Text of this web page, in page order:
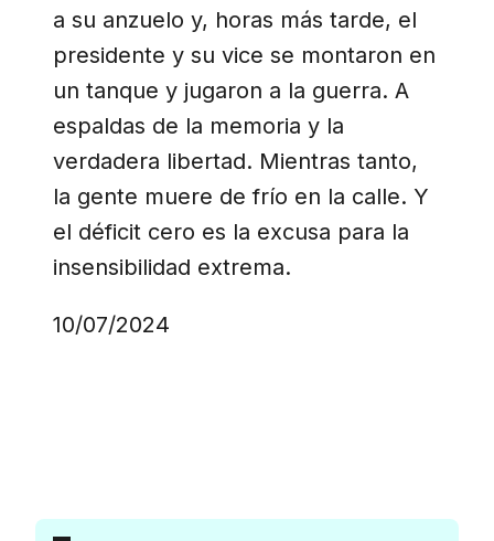
a su anzuelo y, horas más tarde, el
presidente y su vice se montaron en
un tanque y jugaron a la guerra. A
espaldas de la memoria y la
verdadera libertad. Mientras tanto,
la gente muere de frío en la calle. Y
el déficit cero es la excusa para la
insensibilidad extrema.
10/07/2024